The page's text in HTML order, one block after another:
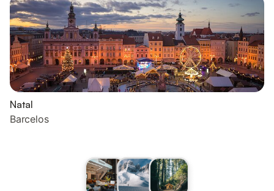
Natal
Barcelos